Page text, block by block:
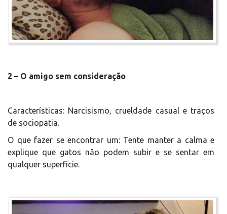
2 – O amigo sem consideração
Características: Narcisismo, crueldade casual e traços
de sociopatia.
O que fazer se encontrar um: Tente manter a calma e
explique que gatos não podem subir e se sentar em
qualquer superfície.